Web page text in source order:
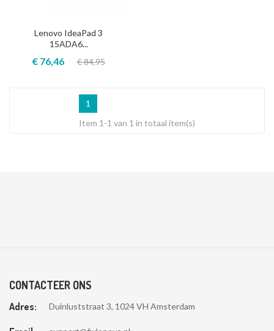
Lenovo IdeaPad 3
15ADA6...
€ 76,46 € 84,95
1
Item 1-1 van 1 in totaal item(s)
CONTACTEER ONS
Adres: Duinluststraat 3, 1024 VH Amsterdam